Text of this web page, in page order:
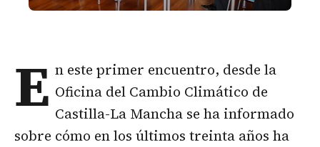
E n este primer encuentro, desde la
Oficina del Cambio Climático de
Castilla-La Mancha se ha informado
sobre cómo en los últimos treinta años ha